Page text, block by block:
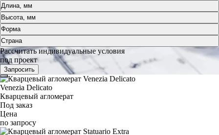
Длина, мм
Высота, мм
Форма
Страна
Рассчитать индивидуальные условия
под проект
Запросить
Venezia Delicato
Кварцевый агломерат
Под заказ
Цена
по запросу